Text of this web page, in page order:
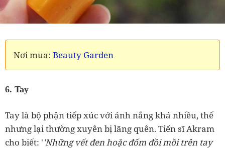
Nơi mua: Beauty Garden
6. Tay
Tay là bộ phận tiếp xúc với ánh nắng khá nhiều, thế
nhưng lại thường xuyên bị lãng quên. Tiến sĩ Akram
cho biết: ''Những vết đen hoặc đốm đồi mồi trên tay